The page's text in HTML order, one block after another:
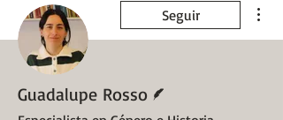
Seguir
Guadalupe Rosso